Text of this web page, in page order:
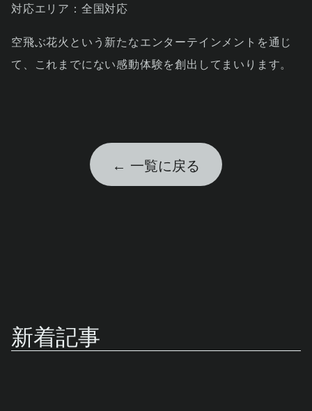
対応エリア：全国対応
空飛ぶ花火という新たなエンターテインメントを通じ
て、これまでにない感動体験を創出してまいります。
← 一覧に戻る
新着記事